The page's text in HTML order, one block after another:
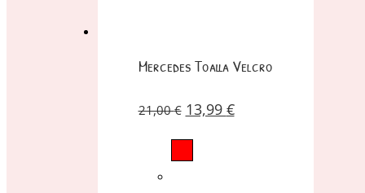
Mercedes Toalla Velcro
21,00€ 13,99 €